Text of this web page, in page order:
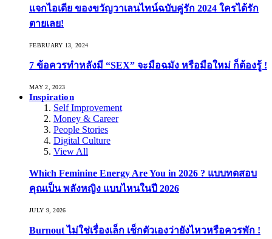
แจกไอเดีย ของขวัญวาเลนไทน์ฉบับคู่รัก 2024 ใครได้รัก
ตายเลย!
FEBRUARY 13, 2024
7 ข้อควรทำหลังมี “SEX” จะมือฉมัง หรือมือใหม่ ก็ต้องรู้ !
MAY 2, 2023
Inspiration
Self Improvement
Money & Career
People Stories
Digital Culture
View All
Which Feminine Energy Are You in 2026 ? แบบทดสอบ
คุณเป็น พลังหญิง แบบไหนในปี 2026
JULY 9, 2026
Burnout ไม่ใช่เรื่องเล็ก เช็กตัวเองว่ายังไหวหรือควรพัก !